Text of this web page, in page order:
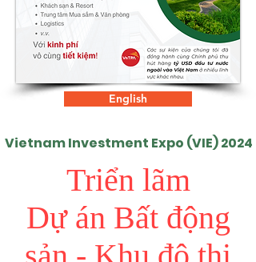
English
​Vietnam Investment Expo (VIE) 2024
Triển lãm
​Dự án Bất động